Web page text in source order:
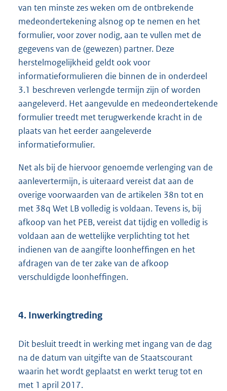
van ten minste zes weken om de ontbrekende
medeondertekening alsnog op te nemen en het
formulier, voor zover nodig, aan te vullen met de
gegevens van de (gewezen) partner. Deze
herstelmogelijkheid geldt ook voor
informatieformulieren die binnen de in onderdeel
3.1 beschreven verlengde termijn zijn of worden
aangeleverd. Het aangevulde en medeondertekende
formulier treedt met terugwerkende kracht in de
plaats van het eerder aangeleverde
informatieformulier.
Net als bij de hiervoor genoemde verlenging van de
aanlevertermijn, is uiteraard vereist dat aan de
overige voorwaarden van de artikelen 38n tot en
met 38q Wet LB volledig is voldaan. Tevens is, bij
afkoop van het PEB, vereist dat tijdig en volledig is
voldaan aan de wettelijke verplichting tot het
indienen van de aangifte loonheffingen en het
afdragen van de ter zake van de afkoop
verschuldigde loonheffingen.
4. Inwerkingtreding
Dit besluit treedt in werking met ingang van de dag
na de datum van uitgifte van de Staatscourant
waarin het wordt geplaatst en werkt terug tot en
met 1 april 2017.